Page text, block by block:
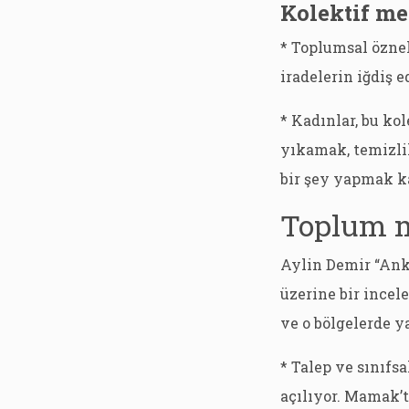
Kolektif
* Toplumsal
iradelerin iğdiş
* Kadınlar, bu
yıkamak,
bir şey yapmak
Toplum
Aylin Demir
üzerine bir
ve o bölgelerde
* Talep ve
açılıyor.